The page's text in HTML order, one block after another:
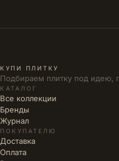
КУПИ ПЛИТКУ
Подбираем плитку под идею,
КАТАЛОГ
Все коллекции
Бренды
Журнал
ПОКУПАТЕЛЮ
Доставка
Оплата